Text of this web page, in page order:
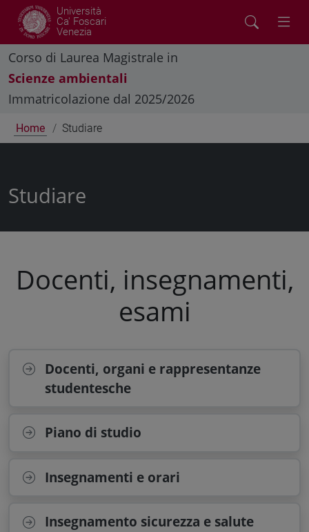
Università
Ca' Foscari
Venezia
Corso di Laurea Magistrale in
Scienze ambientali
Immatricolazione dal 2025/2026
Home Studiare
Studiare
Docenti, insegnamenti,
esami
Docenti, organi e rappresentanze
studentesche
Piano di studio
Insegnamenti e orari
Insegnamento sicurezza e salute